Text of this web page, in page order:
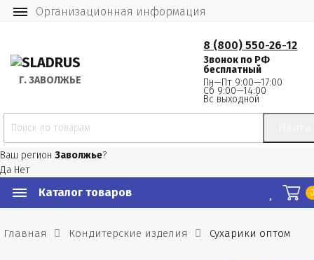
Организационная информация
Г. ЗАВОЛЖЬЕ
8 (800) 550-26-12
Звонок по РФ
бесплатный
Пн—Пт 9:00—17:00
Сб 9:00—14:00
Вс выходной
Ваш регион Заволжье?
Да Нет
Каталог товаров
Главная Кондитерские изделия Сухарики оптом